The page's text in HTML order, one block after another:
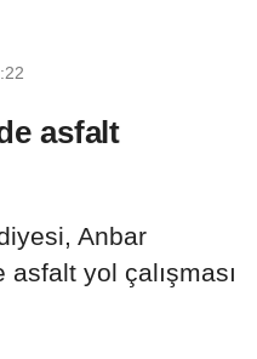
asfalt
Anbar
yol çalışması